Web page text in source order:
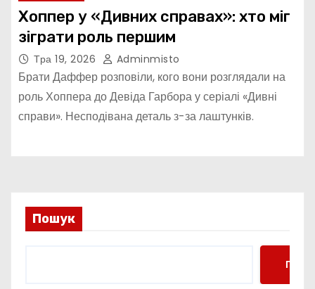
Хоппер у «Дивних справах»: хто міг
зіграти роль першим
Тра 19, 2026 Adminmisto
Брати Даффер розповіли, кого вони розглядали на
роль Хоппера до Девіда Гарбора у серіалі «Дивні
справи». Несподівана деталь з-за лаштунків.
Пошук